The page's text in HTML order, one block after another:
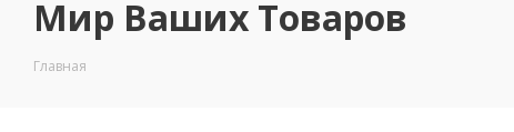
Мир Ваших Товаров
Главная